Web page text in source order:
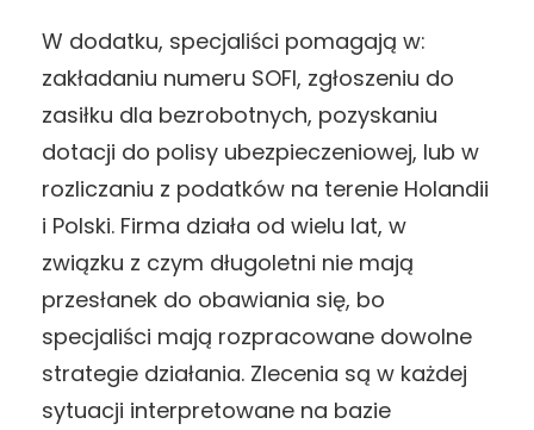
W dodatku, specjaliści pomagają w:
zakładaniu numeru SOFI, zgłoszeniu do
zasiłku dla bezrobotnych, pozyskaniu
dotacji do polisy ubezpieczeniowej, lub w
rozliczaniu z podatków na terenie Holandii
i Polski. Firma działa od wielu lat, w
związku z czym długoletni nie mają
przesłanek do obawiania się, bo
specjaliści mają rozpracowane dowolne
strategie działania. Zlecenia są w każdej
sytuacji interpretowane na bazie